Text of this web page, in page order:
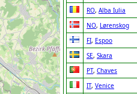
RO, Alba Iulia
NO, Lørenskog
FI, Espoo
SE, Skara
PT, Chaves
IT, Venice